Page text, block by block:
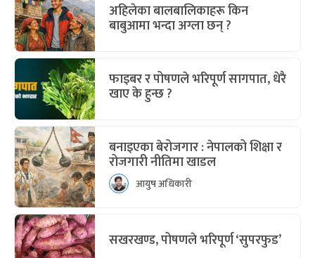
अहिलेका बालबालिकाहरू किन
बाबुआमा भन्दा अग्ला छन् ?
फाइबर र पोषणले भरिपूर्ण सागपात, धेरै
खाए के हुन्छ ?
बनाइएका बेरोजगार : नेपालको शिक्षा र
रोजगारी नीतिमा खाडल
आयुष अधिकारी
सखरखण्ड, पोषणले भरिपूर्ण ‘सुपरफुड’